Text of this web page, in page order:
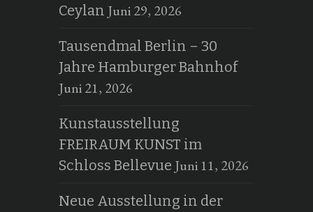
Ceylan Juni 29, 2026
Tausendmal Berlin – 30
Jahre Hamburger Bahnhof
Juni 21, 2026
Kunstausstellung
FREIRAUM KUNST im
Schloss Bellevue Juni 11, 2026
Neue Ausstellung in der